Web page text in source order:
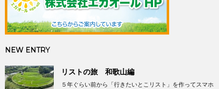
NEW ENTRY
リストの旅 和歌山編
５年ぐらい前から「行きたいとこリスト」を作ってスマホ